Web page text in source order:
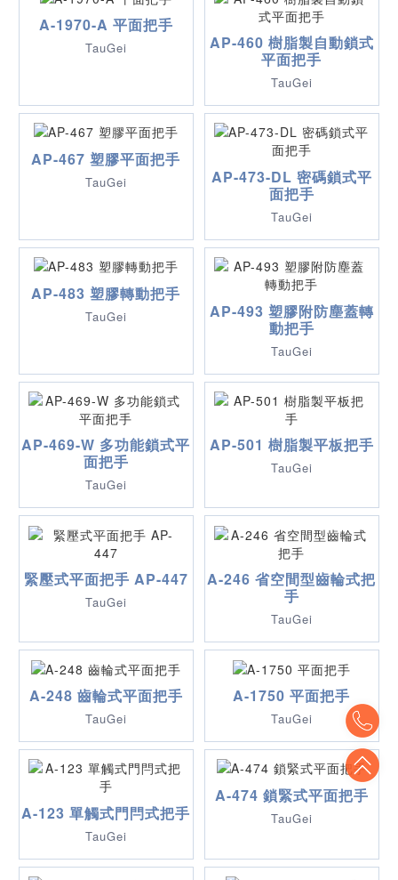
A-1970-A 平面把手
TauGei
AP-460 樹脂製自動鎖式
平面把手
TauGei
AP-467 塑膠平面把手
TauGei
AP-473-DL 密碼鎖式平
面把手
TauGei
AP-483 塑膠轉動把手
TauGei
AP-493 塑膠附防塵蓋轉
動把手
TauGei
AP-469-W 多功能鎖式平
面把手
TauGei
AP-501 樹脂製平板把手
TauGei
緊壓式平面把手 AP-447
TauGei
A-246 省空間型齒輪式把
手
TauGei
A-248 齒輪式平面把手
TauGei
A-1750 平面把手
TauGei
A-123 單觸式門閂式把手
TauGei
A-474 鎖緊式平面把手
TauGei